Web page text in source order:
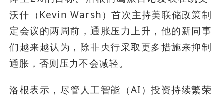
沃什（Kevin Warsh）首次主持美联储政策制
定会议的两周前，通胀压力上升，他的新同事
们越来越认为，除非央行采取更多措施来抑制
通胀，否则压力不会减轻。
洛根表示，尽管人工智能（AI）投资持续繁荣